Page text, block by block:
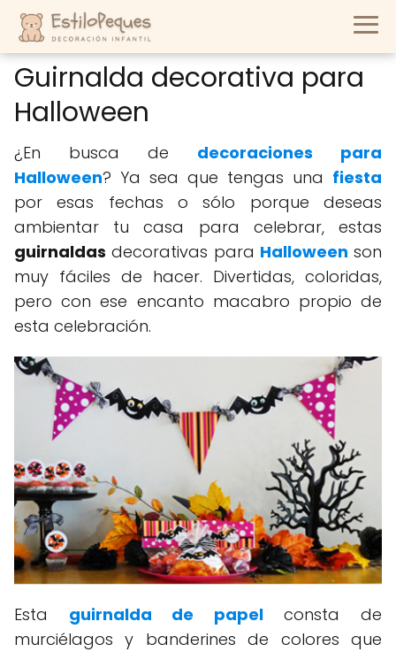
Guirnalda decorativa para
Halloween
¿En busca de decoraciones para
Halloween? Ya sea que tengas una fiesta
por esas fechas o sólo porque deseas
ambientar tu casa para celebrar, estas
guirnaldas decorativas para Halloween son
muy fáciles de hacer. Divertidas, coloridas,
pero con ese encanto macabro propio de
esta celebración.
Esta guirnalda de papelconsta de
murciélagos y banderines de colores que